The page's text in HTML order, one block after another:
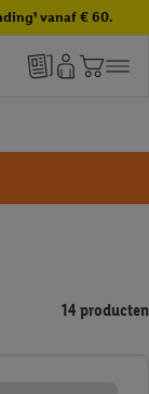
vanaf € 60.
14 producten